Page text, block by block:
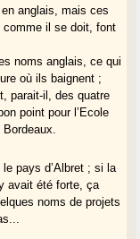
anglais, mais ces
il se doit, font
noms anglais, ce qui
où ils baignent ;
parait-il, des quatre
point pour l’Ecole
pays d’Albret ; si la
avait été forte, ça
noms de projets